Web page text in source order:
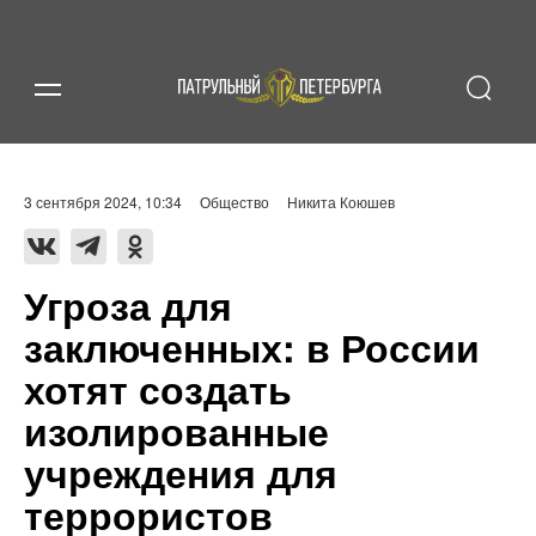
3 сентября 2024, 10:34 Общество Никита Коюшев
Угроза для
заключенных: в России
хотят создать
изолированные
учреждения для
террористов